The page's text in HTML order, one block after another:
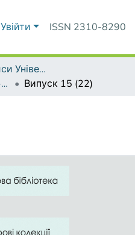
Увійти ISSN 2310-8290
Наукові часописи Університету
Серія 02: Комп'ютерно-орієнтовані системи навчання
Випуск 15 (22)